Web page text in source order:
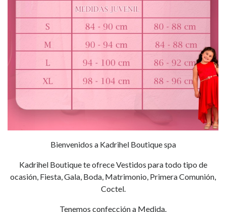
Bienvenidos a Kadrihel Boutique spa
Kadrihel Boutique te ofrece Vestidos para todo tipo de
ocasión, Fiesta, Gala, Boda, Matrimonio, Primera Comunión,
Coctel.
Tenemos confección a Medida.